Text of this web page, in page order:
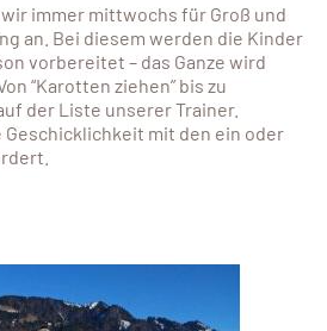
immer mittwochs für Groß und
an. Bei diesem werden die Kinder
vorbereitet – das Ganze wird
“Karotten ziehen” bis zu
der Liste unserer Trainer.
mit den ein oder